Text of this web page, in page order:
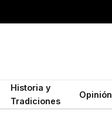
Historia y
Tradiciones
Opinión